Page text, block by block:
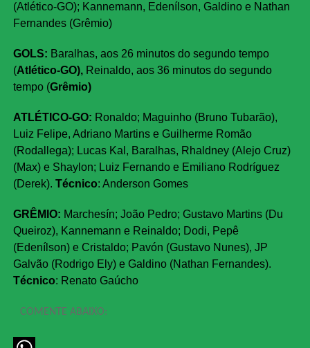
(Atlético-GO); Kannemann, Edenílson, Galdino e Nathan
Fernandes (Grêmio)
GOLS: Baralhas, aos 26 minutos do segundo tempo
(Atlético-GO), Reinaldo, aos 36 minutos do segundo
tempo (Grêmio)
ATLÉTICO-GO: Ronaldo; Maguinho (Bruno Tubarão),
Luiz Felipe, Adriano Martins e Guilherme Romão
(Rodallega); Lucas Kal, Baralhas, Rhaldney (Alejo Cruz)
(Max) e Shaylon; Luiz Fernando e Emiliano Rodríguez
(Derek). Técnico: Anderson Gomes
GRÊMIO: Marchesín; João Pedro; Gustavo Martins (Du
Queiroz), Kannemann e Reinaldo; Dodi, Pepê
(Edenílson) e Cristaldo; Pavón (Gustavo Nunes), JP
Galvão (Rodrigo Ely) e Galdino (Nathan Fernandes).
Técnico: Renato Gaúcho
COMENTE ABAIXO: